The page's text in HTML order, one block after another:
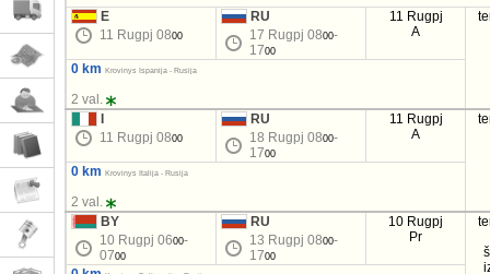
E
11 Rugpj 0800
RU
17 Rugpj 0800-
1700
11 Rugpj
A
0 km Krovinys Ispanija - Rusija
2 val.
11 Rugpj 0800
RU
18 Rugpj 0800-
1700
11 Rugpj
A
0 km Krovinys Italija - Rusija
2 val.
BY
10 Rugpj 0600-
0700
RU
13 Rugpj 0800-
1700
10 Rugpj
Pr